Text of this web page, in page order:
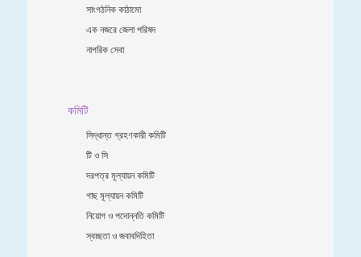
সাংগঠনিক কাঠামো
এক নজরে জেলা পরিষদ
নাগরিক সেবা
কমিটি
সিদ্ধান্ত গ্রহণকারী কমিটি
টি ও সি
দরপত্র মূল্যায়ন কমিটি
গাছ মূল্যায়ন কমিটি
নিয়োগ ও পদোন্নতি কমিটি
স্বচ্ছতা ও জবাবদিহিতা